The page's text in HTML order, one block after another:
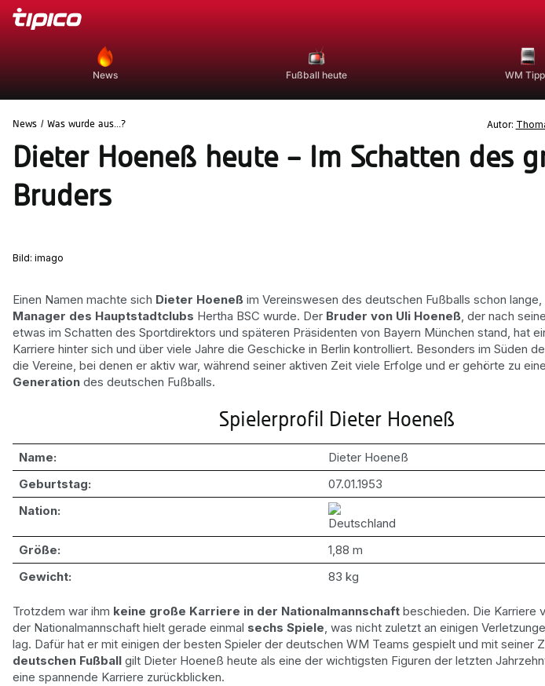
News Fußball heute WM
News / Was wurde aus...? Autor:
Dieter Hoeneß heute – Im Schatten des
Bruders
Bild: imago
Einen Namen machte sich Dieter Hoeneß im Vereinswesen des deutschen Fußballs schon
Manager des Hauptstadtclubs Hertha BSC wurde. Der Bruder von Uli Hoeneß, der nach
etwas im Schatten des Sportdirektors und späteren Präsidenten von Bayern München stand, hat
Karriere hinter sich und über viele Jahre die Geschicke in Berlin kontrolliert. Besonders im Süden
die Vereine, bei denen er aktiv war, während seiner aktiven Zeit viele Erfolge und er gehörte zu
Generation des deutschen Fußballs.
Spielerprofil Dieter Hoeneß
Name:
Dieter Hoeneß
Geburtstag:
07.01.1953
Nation:
Größe:
1,88 m
Gewicht:
83 kg
Trotzdem war ihm keine große Karriere in der Nationalmannschaft beschieden. Die Karriere
der Nationalmannschaft hielt gerade einmal sechs Spiele, was nicht zuletzt an einigen
lag. Dafür hat er mit einigen der besten Spieler der deutschen WM Teams gespielt und mit seiner
deutschen Fußball gilt Dieter Hoeneß heute als eine der wichtigsten Figuren der letzten
eine spannende Karriere zurückblicken.